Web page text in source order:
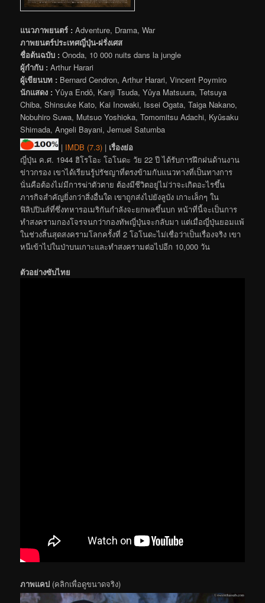
แนวภาพยนตร์ : Adventure, Drama, War
ภาพยนตร์ประเทศญี่ปุ่น-ฝรั่งเศส
ชื่อต้นฉบับ : Onoda, 10 000 nuits dans la jungle
ผู้กำกับ : Arthur Harari
ผู้เขียนบท : Bernard Cendron, Arthur Harari, Vincent Poymiro
นักแสดง : Yûya Endô, Kanji Tsuda, Yûya Matsuura, Tetsuya
Chiba, Shinsuke Kato, Kai Inowaki, Issei Ogata, Taiga Nakano,
Nobuhiro Suwa, Mutsuo Yoshioka, Tomomitsu Adachi, Kyûsaku
Shimada, Angeli Bayani, Jemuel Satumba
| IMDB (7.3) | เรื่องย่อ
ญี่ปุ่น ค.ศ. 1944 ฮิโรโอะ โอโนดะ วัย 22 ปี ได้รับการฝึกฝนด้านงาน
ข่าวกรอง เขาได้เรียนรู้ปรัชญาที่ตรงข้ามกับแนวทางที่เป็นทางการ
นั่นคือต้องไม่มีการฆ่าตัวตาย ต้องมีชีวิตอยู่ไม่ว่าจะเกิดอะไรขึ้น
ภารกิจสำคัญยิ่งกว่าสิ่งอื่นใด เขาถูกส่งไปยังลูบัง เกาะเล็กๆ ใน
ฟิลิปปินส์ที่ซึ่งทหารอเมริกันกำลังจะยกพลขึ้นบก หน้าที่นี้จะเป็นการ
ทำสงครามกองโจรจนกว่ากองทัพญี่ปุ่นจะกลับมา แต่เมื่อญี่ปุ่นยอมแพ้
ในช่วงสิ้นสุดสงครามโลกครั้งที่ 2 โอโนดะไม่เชื่อว่าเป็นเรื่องจริง เขา
หนีเข้าไปในป่าบนเกาะและทำสงครามต่อไปอีก 10,000 วัน
ตัวอย่างซับไทย
ภาพแคป (คลิกเพื่อดูขนาดจริง)